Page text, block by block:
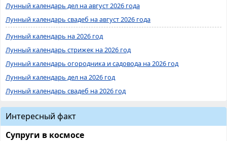
Лунный календарь дел на август 2026 года
Лунный календарь свадеб на август 2026 года
Лунный календарь на 2026 год
Лунный календарь стрижек на 2026 год
Лунный календарь огородника и садовода на 2026 год
Лунный календарь дел на 2026 год
Лунный календарь свадеб на 2026 год
Интересный факт
Супруги в космосе